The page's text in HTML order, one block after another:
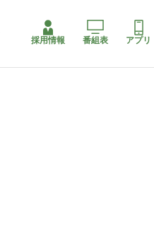
採用情報 番組表 アプリ